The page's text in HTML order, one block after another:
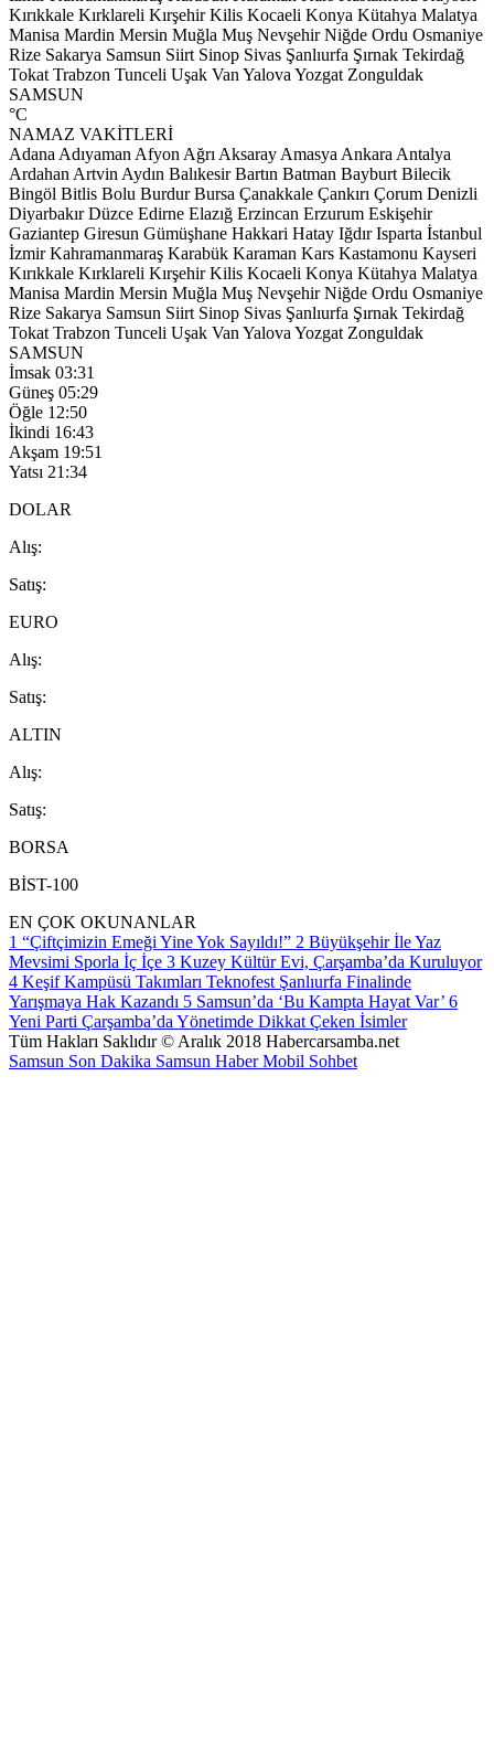
Kırıkkale Kırklareli Kırşehir Kilis Kocaeli Konya Kütahya Malatya
Manisa Mardin Mersin Muğla Muş Nevşehir Niğde Ordu Osmaniye
Rize Sakarya Samsun Siirt Sinop Sivas Şanlıurfa Şırnak Tekirdağ
Tokat Trabzon Tunceli Uşak Van Yalova Yozgat Zonguldak
SAMSUN
°C
NAMAZ VAKİTLERİ
Adana Adıyaman Afyon Ağrı Aksaray Amasya Ankara Antalya
Ardahan Artvin Aydın Balıkesir Bartın Batman Bayburt Bilecik
Bingöl Bitlis Bolu Burdur Bursa Çanakkale Çankırı Çorum Denizli
Diyarbakır Düzce Edirne Elazığ Erzincan Erzurum Eskişehir
Gaziantep Giresun Gümüşhane Hakkari Hatay Iğdır Isparta İstanbul
İzmir Kahramanmaraş Karabük Karaman Kars Kastamonu Kayseri
Kırıkkale Kırklareli Kırşehir Kilis Kocaeli Konya Kütahya Malatya
Manisa Mardin Mersin Muğla Muş Nevşehir Niğde Ordu Osmaniye
Rize Sakarya Samsun Siirt Sinop Sivas Şanlıurfa Şırnak Tekirdağ
Tokat Trabzon Tunceli Uşak Van Yalova Yozgat Zonguldak
SAMSUN
İmsak 03:31
Güneş 05:29
Öğle 12:50
İkindi 16:43
Akşam 19:51
Yatsı 21:34
DOLAR
Alış:
Satış:
EURO
Alış:
Satış:
ALTIN
Alış:
Satış:
BORSA
BİST-100
EN ÇOK OKUNANLAR
1 “Çiftçimizin Emeği Yine Yok Sayıldı!” 2 Büyükşehir İle Yaz
Mevsimi Sporla İç İçe 3 Kuzey Kültür Evi, Çarşamba’da Kuruluyor
4 Keşif Kampüsü Takımları Teknofest Şanlıurfa Finalinde
Yarışmaya Hak Kazandı 5 Samsun’da ‘Bu Kampta Hayat Var’ 6
Yeni Parti Çarşamba’da Yönetimde Dikkat Çeken İsimler
Tüm Hakları Saklıdır © Aralık 2018 Habercarsamba.net
Samsun Son Dakika Samsun HaberMobil Sohbet